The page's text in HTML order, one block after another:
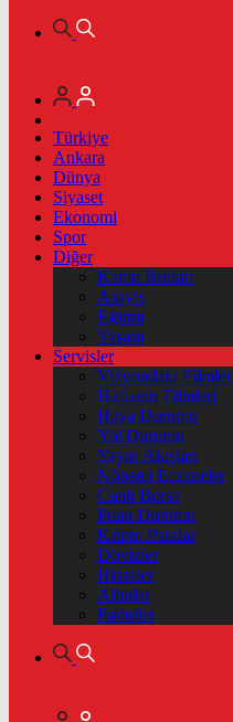
Türkiye
Ankara
Dünya
Siyaset
Ekonomi
Spor
Diğer
Kamu İlanları
Asayiş
Eğitim
Yaşam
Servisler
Vizyondaki Filmler
Haftanin Filmleri
Hava Durumu
Yol Durumu
Yayın Akışları
Nöbetçi Eczaneler
Canlı Borsa
Puan Durumu
Kripto Paralar
Dövizler
Hisseler
Altınlar
Pariteler